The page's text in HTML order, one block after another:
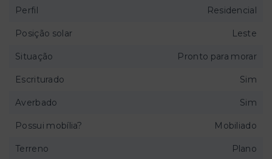
Perfil Residencial
Posição solar Leste
Situação Pronto para morar
Escriturado Sim
Averbado Sim
Possui mobília? Mobiliado
Terreno Plano